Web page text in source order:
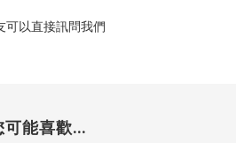
以直接訊問我們
可能喜歡...